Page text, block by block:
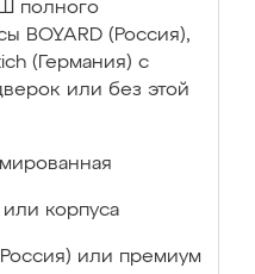
полного
BOYARD (Россия),
(Германия) с
или без этой
корпуса
или премиум